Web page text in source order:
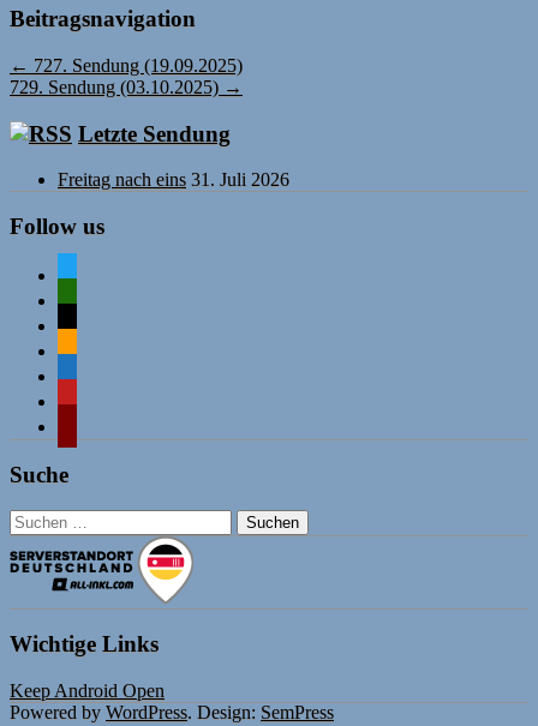
Beitragsnavigation
← 727. Sendung (19.09.2025)
729. Sendung (03.10.2025) →
Letzte Sendung
Freitag nach eins 31. Juli 2026
Follow us
Suche
Suchen
nach:
Wichtige Links
Keep Android Open
Powered by WordPress. Design: SemPress